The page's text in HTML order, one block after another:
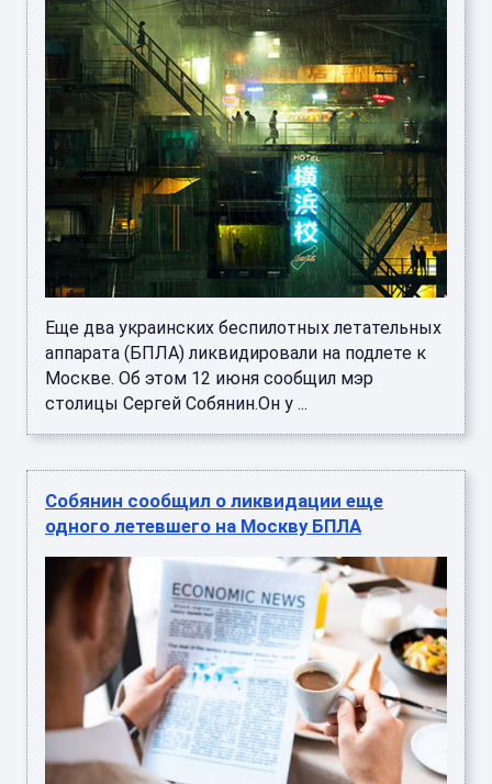
Еще два украинских беспилотных летательных
аппарата (БПЛА) ликвидировали на подлете к
Москве. Об этом 12 июня сообщил мэр
столицы Сергей Собянин.Он у ...
Собянин сообщил о ликвидации еще
одного летевшего на Москву БПЛА